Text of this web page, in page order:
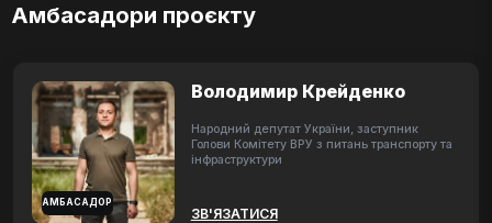
Амбасадори проєкту
АМБАСАДОР
Володимир Крейденко
Народний депутат України, заступник
Голови Комітету ВРУ з питань транспорту та
інфраструктури
ЗВ'ЯЗАТИСЯ